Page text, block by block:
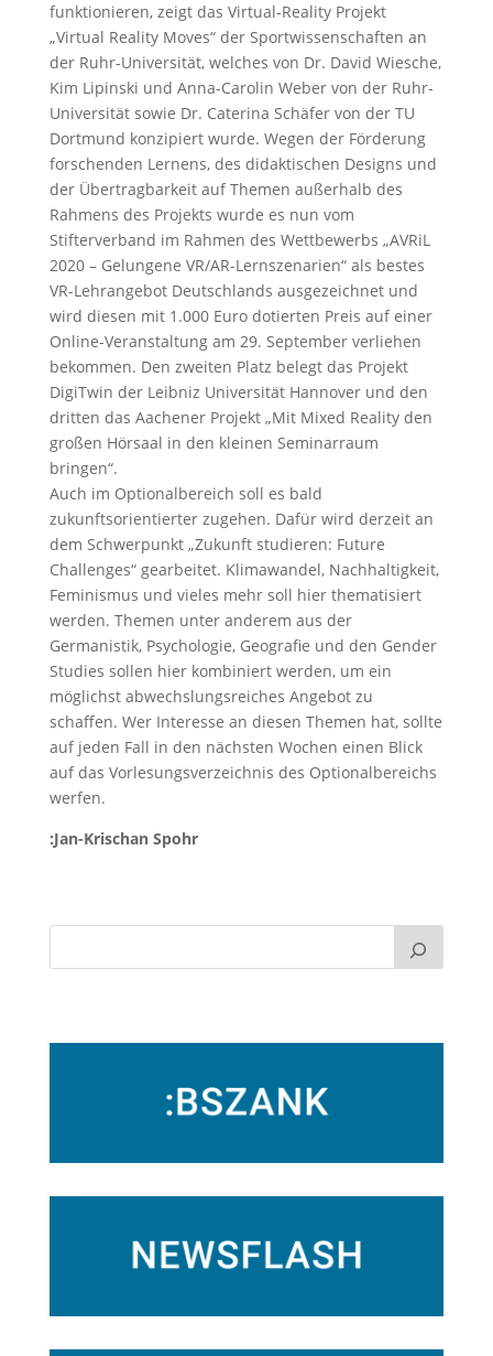
funktionieren, zeigt das Virtual-Reality Projekt
„Virtual Reality Moves“ der Sportwissenschaften an
der Ruhr-Universität, welches von Dr. David Wiesche,
Kim Lipinski und Anna-Carolin Weber von der Ruhr-
Universität sowie Dr. Caterina Schäfer von der TU
Dortmund konzipiert wurde. Wegen der Förderung
forschenden Lernens, des didaktischen Designs und
der Übertragbarkeit auf Themen außerhalb des
Rahmens des Projekts wurde es nun vom
Stifterverband im Rahmen des Wettbewerbs „AVRiL
2020 – Gelungene VR/AR-Lernszenarien“ als bestes
VR-Lehrangebot Deutschlands ausgezeichnet und
wird diesen mit 1.000 Euro dotierten Preis auf einer
Online-Veranstaltung am 29. September verliehen
bekommen. Den zweiten Platz belegt das Projekt
DigiTwin der Leibniz Universität Hannover und den
dritten das Aachener Projekt „Mit Mixed Reality den
großen Hörsaal in den kleinen Seminarraum
bringen“.
Auch im Optionalbereich soll es bald
zukunftsorientierter zugehen. Dafür wird derzeit an
dem Schwerpunkt „Zukunft studieren: Future
Challenges“ gearbeitet. Klimawandel, Nachhaltigkeit,
Feminismus und vieles mehr soll hier thematisiert
werden. Themen unter anderem aus der
Germanistik, Psychologie, Geografie und den Gender
Studies sollen hier kombiniert werden, um ein
möglichst abwechslungsreiches Angebot zu
schaffen. Wer Interesse an diesen Themen hat, sollte
auf jeden Fall in den nächsten Wochen einen Blick
auf das Vorlesungsverzeichnis des Optionalbereichs
werfen.
:Jan-Krischan Spohr